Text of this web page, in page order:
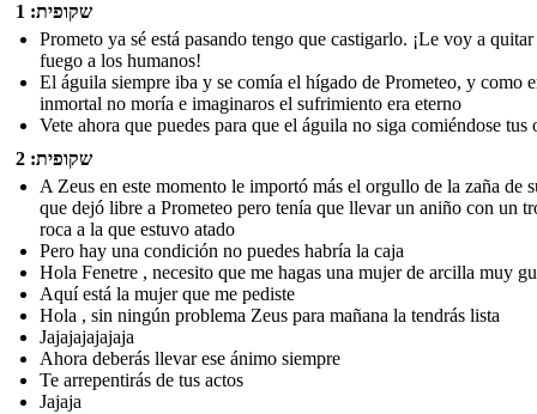
שקופית: 1
Prometo ya sé está pasando tengo que castigarlo. ¡Le voy a
fuego a los humanos!
El águila siempre iba y se comía el hígado de Prometeo, y como
inmortal no moría e imaginaros el sufrimiento era eterno
Vete ahora que puedes para que el águila no siga comiéndose tus
שקופית: 2
A Zeus en este momento le importó más el orgullo de la zaña de
que dejó libre a Prometeo pero tenía que llevar un aniño con un
roca a la que estuvo atado
Pero hay una condición no puedes habría la caja
Hola Fenetre , necesito que me hagas una mujer de arcilla muy
Aquí está la mujer que me pediste
Hola , sin ningún problema Zeus para mañana la tendrás lista
Jajajajajajaja
Ahora deberás llevar ese ánimo siempre
Te arrepentirás de tus actos
Jajaja